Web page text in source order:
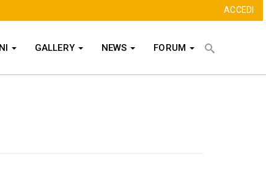
ACCEDI
GALLERY NEWS FORUM CercaCERCA